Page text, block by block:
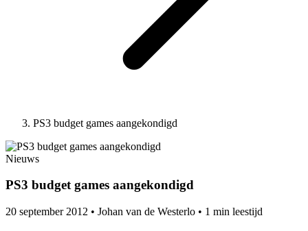
PS3 budget games aangekondigd
Nieuws
PS3 budget games aangekondigd
20 september 2012 • Johan van de Westerlo • 1 min leestijd